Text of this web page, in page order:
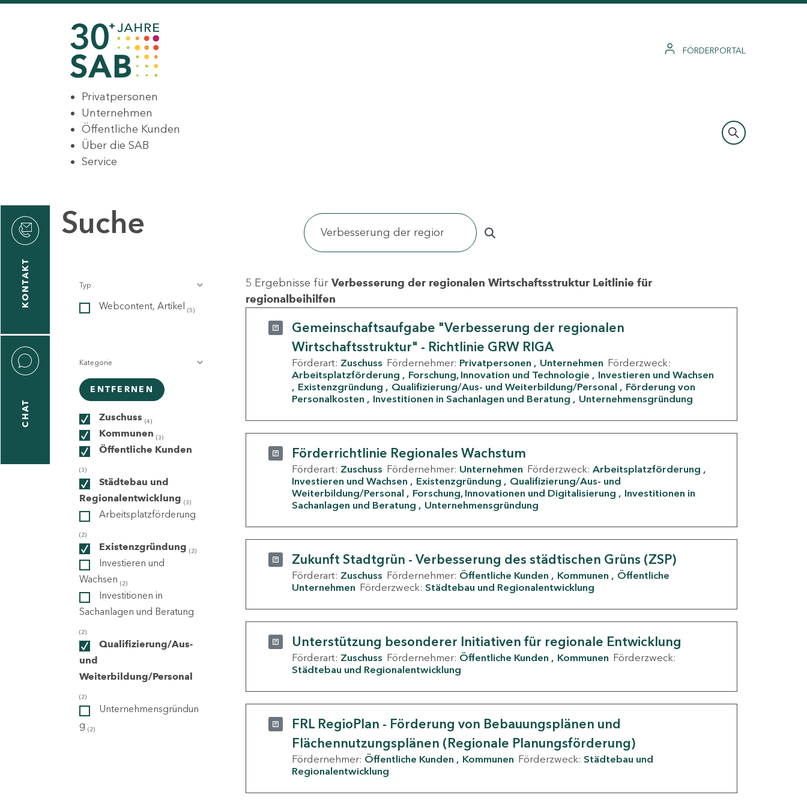
FÖRDERPORTAL
Privatpersonen
Unternehmen
Öffentliche Kunden
Über die SAB
Service
KONTAKT
CHAT
Suche
Typ
Webcontent, Artikel (5)
Kategorie
ENTFERNEN
Zuschuss (4)
Kommunen (3)
Öffentliche Kunden
(3)
Städtebau und
Regionalentwicklung (3)
Arbeitsplatzförderung
(2)
Existenzgründung (2)
Investieren und
Wachsen (2)
Investitionen in
Sachanlagen und Beratung
(2)
Qualifizierung/Aus-
und
Weiterbildung/Personal
(2)
Unternehmensgründun
g (2)
5 Ergebnisse für Verbesserung der regionalen Wirtschaftsstruktur Leitlinie für
regionalbeihilfen
Gemeinschaftsaufgabe "Verbesserung der regionalen
Wirtschaftsstruktur" - Richtlinie GRW RIGA
Förderart: Zuschuss Fördernehmer: Privatpersonen Unternehmen Förderzweck:
Arbeitsplatzförderung
Forschung, Innovation und Technologie
Investieren und Wachsen
Existenzgründung
Qualifizierung/Aus- und Weiterbildung/Personal
Förderung von
Personalkosten
Investitionen in Sachanlagen und Beratung Unternehmensgründung
Förderrichtlinie Regionales Wachstum
Förderart: Zuschuss Fördernehmer: Unternehmen Förderzweck: Arbeitsplatzförderung
Investieren und Wachsen
Existenzgründung
Qualifizierung/Aus- und
Weiterbildung/Personal
Forschung, Innovationen und Digitalisierung
Investitionen in
Sachanlagen und Beratung
Unternehmensgründung
Zukunft Stadtgrün - Verbesserung des städtischen Grüns (ZSP)
Förderart: Zuschuss Fördernehmer: Öffentliche Kunden Kommunen
Öffentliche
Unternehmen Förderzweck: Städtebau und Regionalentwicklung
Unterstützung besonderer Initiativen für regionale Entwicklung
Förderart: Zuschuss Fördernehmer: Öffentliche Kunden Kommunen Förderzweck:
Städtebau und Regionalentwicklung
FRL RegioPlan - Förderung von Bebauungsplänen und
Flächennutzungsplänen (Regionale Planungsförderung)
Fördernehmer: Öffentliche Kunden Kommunen Förderzweck: Städtebau und
Regionalentwicklung